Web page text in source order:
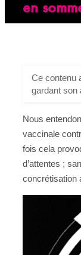
en
Ce contenu
gardant son
Nous
vaccinale
fois cela
d’attentes ;
concrétisation